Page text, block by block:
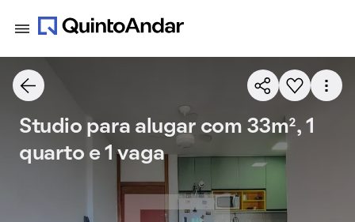
Studio para alugar com 33m², 1
quarto e 1 vaga